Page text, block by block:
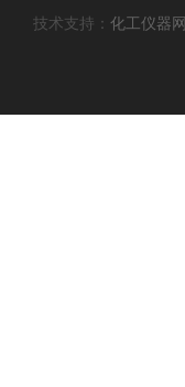
技术支持： 化工仪器网